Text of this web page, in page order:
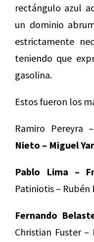
rectángulo azul
un dominio
estrictamente
teniendo que
gasolina.
Estos fueron los
Ramiro Pereyra
Nieto – Miguel
Pablo Lima –
Patiniotis – Rubén
Fernando
Christian Fuster